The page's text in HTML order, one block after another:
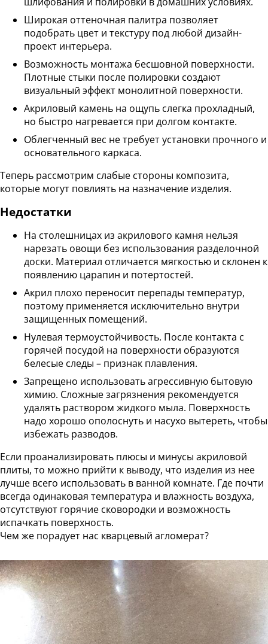
Широкая оттеночная палитра позволяет
подобрать цвет и текстуру под любой дизайн-
проект интерьера.
Возможность монтажа бесшовной поверхности.
Плотные стыки после полировки создают
визуальный эффект монолитной поверхности.
Акриловый камень на ощупь слегка прохладный,
но быстро нагревается при долгом контакте.
Облегченный вес не требует установки прочного и
основательного каркаса.
Теперь рассмотрим слабые стороны композита,
которые могут повлиять на назначение изделия.
Недостатки
На столешницах из акрилового камня нельзя
нарезать овощи без использования разделочной
доски. Материал отличается мягкостью и склонен к
появлению царапин и потертостей.
Акрил плохо переносит перепады температур,
поэтому применяется исключительно внутри
защищенных помещений.
Нулевая термоустойчивость. После контакта с
горячей посудой на поверхности образуются
белесые следы – признак плавления.
Запрещено использовать агрессивную бытовую
химию. Сложные загрязнения рекомендуется
удалять раствором жидкого мыла. Поверхность
надо хорошо ополоснуть и насухо вытереть, чтобы
избежать разводов.
Если проанализировать плюсы и минусы акриловой
плиты, то можно прийти к выводу, что изделия из нее
лучше всего использовать в ванной комнате. Где почти
всегда одинаковая температура и влажность воздуха,
отсутствуют горячие сковородки и возможность
испачкать поверхность.
Чем же порадует нас кварцевый агломерат?